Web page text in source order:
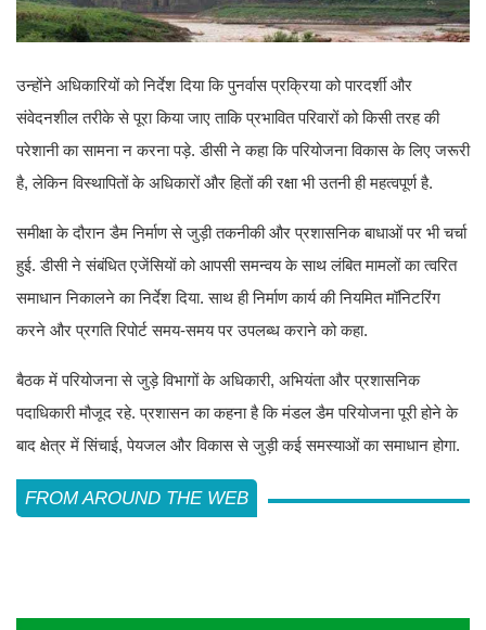
उन्होंने अधिकारियों को निर्देश दिया कि पुनर्वास प्रक्रिया को पारदर्शी और
संवेदनशील तरीके से पूरा किया जाए ताकि प्रभावित परिवारों को किसी तरह की
परेशानी का सामना न करना पड़े. डीसी ने कहा कि परियोजना विकास के लिए जरूरी
है, लेकिन विस्थापितों के अधिकारों और हितों की रक्षा भी उतनी ही महत्वपूर्ण है.
समीक्षा के दौरान डैम निर्माण से जुड़ी तकनीकी और प्रशासनिक बाधाओं पर भी चर्चा
हुई. डीसी ने संबंधित एजेंसियों को आपसी समन्वय के साथ लंबित मामलों का त्वरित
समाधान निकालने का निर्देश दिया. साथ ही निर्माण कार्य की नियमित मॉनिटरिंग
करने और प्रगति रिपोर्ट समय-समय पर उपलब्ध कराने को कहा.
बैठक में परियोजना से जुड़े विभागों के अधिकारी, अभियंता और प्रशासनिक
पदाधिकारी मौजूद रहे. प्रशासन का कहना है कि मंडल डैम परियोजना पूरी होने के
बाद क्षेत्र में सिंचाई, पेयजल और विकास से जुड़ी कई समस्याओं का समाधान होगा.
FROM AROUND THE WEB